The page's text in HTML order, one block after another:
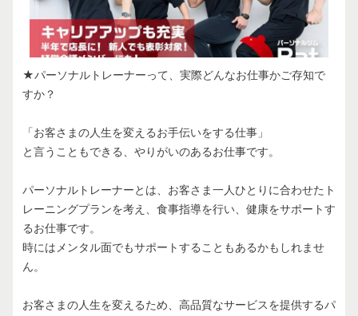
★パーソナルトレーナーって、実際どんなお仕事かご存知で
すか？
「お客さまの人生を変えるお手伝いをする仕事」
と言うこともできる、やりがいのあるお仕事です。
パーソナルトレーナーとは、お客さま一人ひとりに合わせたト
レーニングプランを考え、食事指導を行い、健康をサポートす
るお仕事です。
時にはメンタル面でもサポートすることもあるかもしれませ
ん。
お客さまの人生を変えるため、高品質なサービスを提供するパ